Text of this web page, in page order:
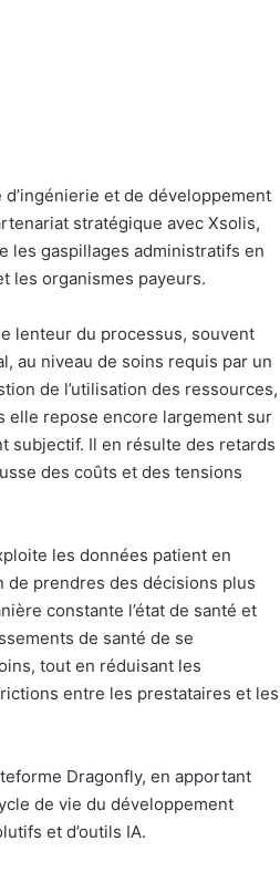
d’ingénierie et de développement
stratégique avec Xsolis,
les gaspillages administratifs en
les organismes payeurs.
lenteur du processus, souvent
au niveau de soins requis par un
de l’utilisation des ressources,
elle repose encore largement sur
subjectif. Il en résulte des retards
des coûts et des tensions
les données patient en
de prendres des décisions plus
constante l’état de santé et
de santé de se
tout en réduisant les
entre les prestataires et les
Dragonfly, en apportant
de vie du développement
et d’outils IA.